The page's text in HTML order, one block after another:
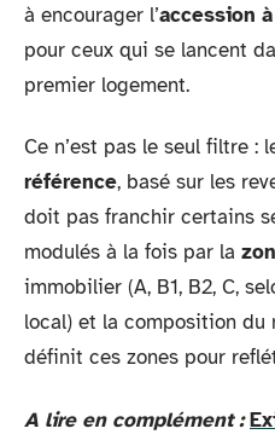
à encourager l’accession
pour ceux qui se lancent
premier logement.
Ce n’est pas le seul filtre :
référence, basé sur les
doit pas franchir certains
modulés à la fois par la
immobilier (A, B1, B2, C,
local) et la composition du
définit ces zones pour
A lire en complément :